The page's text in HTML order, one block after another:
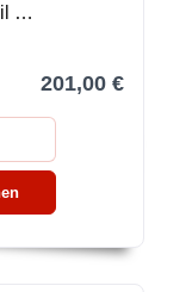
…
201,00 €